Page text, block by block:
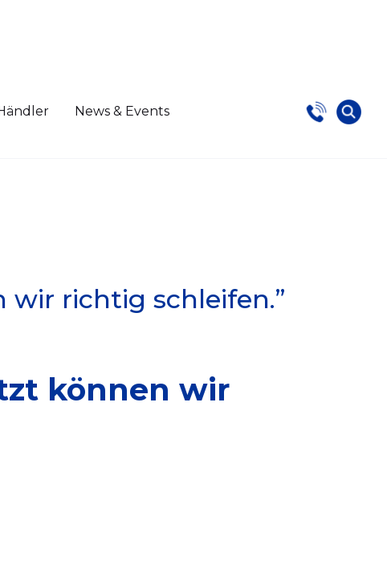
News & Events
wir richtig schleifen.”
können wir